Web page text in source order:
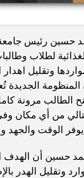
حسين رئيس جامعة
لطلاب
وتقليل اهدار
المنظومة
الطالب مرونة
من أي مكان
حسين أن الهدف
وتقليل الهدر
رحلت في أثناء
بمستشفى